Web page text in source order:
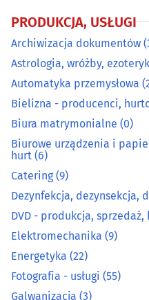
Energetyka(22)
Fotografia - usługi
Galwanizacja(3)
Gaz - dystrybucja,
Grawerstwo
Introligatornie(4)
Kamieniarze (31)
Klucze - dorabianie
PRODUKCJA, USŁUGI
Archiwizacja dokumentów
Astrologia, wróżby,
Automatyka przemysłowa
Bielizna - producenci,
Biura matrymonialne (0)
Biurowe urządzenia i
hurt (6)
Catering(9)
Dezynfekcja, dezynsekcja,
DVD - produkcja,
Elektromechanika (9)
Energetyka (22)
Fotografia - usługi (55)
Galwanizacja (3)